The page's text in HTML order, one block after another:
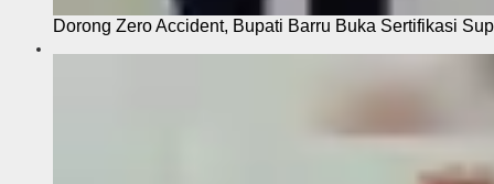
Dorong Zero Accident, Bupati Barru Buka Sertifikasi